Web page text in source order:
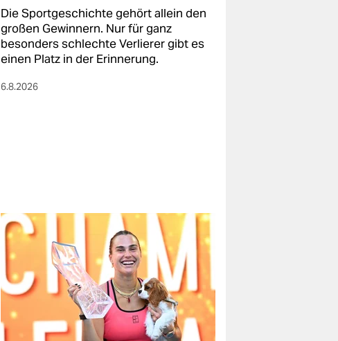
Die Sportgeschichte gehört allein den
großen Gewinnern. Nur für ganz
besonders schlechte Verlierer gibt es
einen Platz in der Erinnerung.
6.8.2026